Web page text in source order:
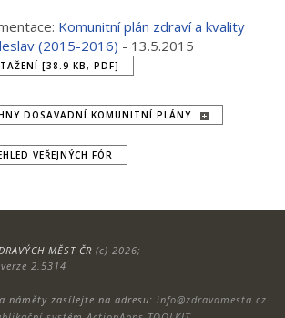
Komunitní plán zdraví a kvality
(2015-2016) - 13.5.2015
[38.9 KB, PDF]
DOSAVADNÍ KOMUNITNÍ PLÁNY
VEŘEJNÝCH FÓR
náměty zasílejte na adresu: info@zdravamesta.cz
MĚST ČR (c) 2026;
verze 2.5314